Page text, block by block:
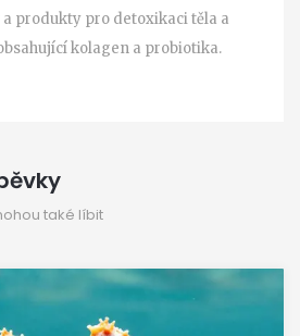
produkty pro detoxikaci těla a
kolagen a probiotika.
také líbit